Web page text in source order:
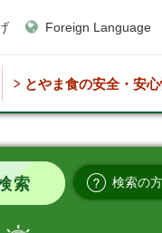
Foreign Language
とやま食の安全・安
検索の